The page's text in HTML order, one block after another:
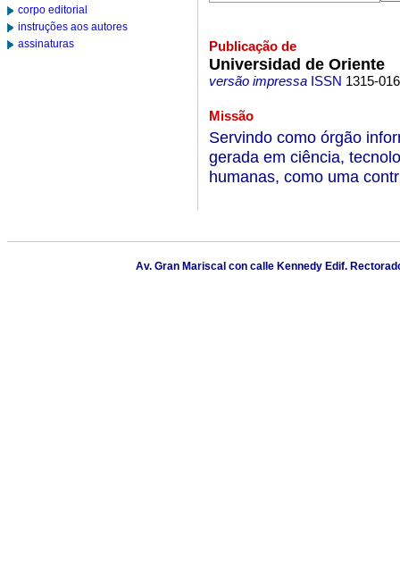
corpo editorial
instruções aos autores
assinaturas
Publicação de
Universidad de Oriente
versão impressaISSN 1315-
Missão
Servindo como órgão
gerada em ciência,
humanas, como uma
Av. Gran Mariscal con calle Kennedy Edif.